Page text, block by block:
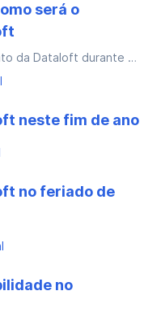
será o
Confira como será o funcionamento da Dataloft durante o período de carnaval e programe-se:
neste fim de ano
no feriado de
no